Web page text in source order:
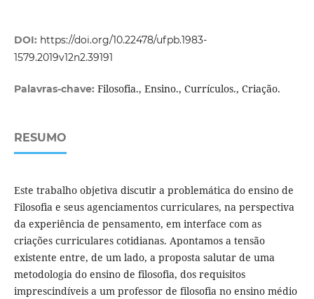
DOI: https://doi.org/10.22478/ufpb.1983-
1579.2019v12n2.39191
Palavras-chave: Filosofia., Ensino., Currículos., Criação.
RESUMO
Este trabalho objetiva discutir a problemática do ensino de
Filosofia e seus agenciamentos curriculares, na perspectiva
da experiência de pensamento, em interface com as
criações curriculares cotidianas. Apontamos a tensão
existente entre, de um lado, a proposta salutar de uma
metodologia do ensino de filosofia, dos requisitos
imprescindíveis a um professor de filosofia no ensino médio